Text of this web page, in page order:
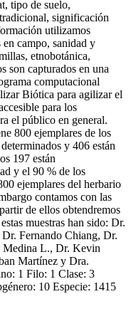
tipo de suelo,
significación
utilizamos
en campo, sanidad y
etnobotánica,
son capturados en una
computacional
Biótica para agilizar el
para los
el público en general.
800 ejemplares de los
y 406 están
197 están
y el 90 % de los
ejemplares del herbario
contamos con las
de ellos obtendremos
muestras han sido: Dr.
Fernando Chiang, Dr.
Medina L., Dr. Kevin
Martínez y Dra.
1 Filo: 1 Clase: 3
10 Especie: 1415